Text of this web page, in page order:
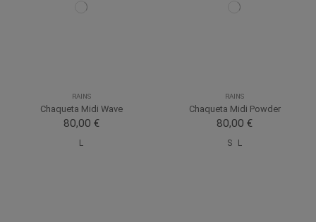
RAINS
Chaqueta Midi Wave
80,00 €
L
RAINS
Chaqueta Midi Powder
80,00 €
S L